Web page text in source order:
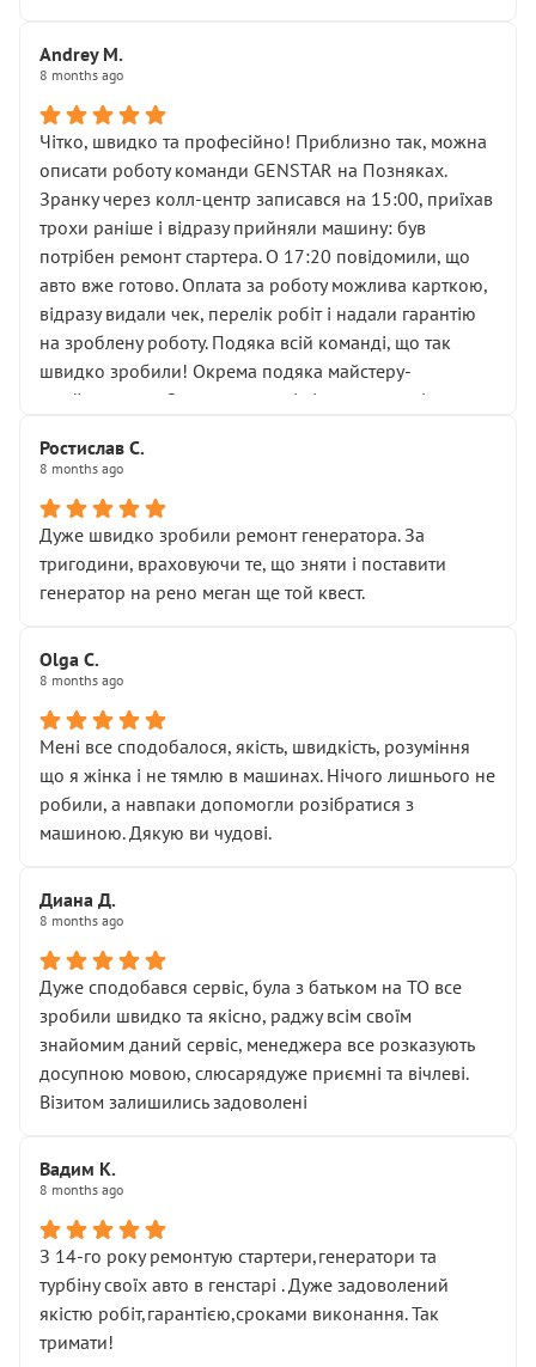
Для людини, яка хоча б трохи розуміється на техніці,
це звучить як мінімум непрофесійно, а як максимум —
спроба продати дорогий вузол замість елементарних
ущільнювачів.
Що прикро — це не перший мій візит. Раніше міняв у
вас стартер, і тоді сервіс наче справив хороше
враження. Але згодом знайшов декілька гайок під
лобовим склом. Мені пояснили, що це “старі гайки, які
відкручували”, і попросили не хвилюватися. ( надіюсь
новий власник, не застяг в полі))
Але після нинішнього візиту такі дрібниці вже не
здаються дрібницями.
Я — клієнт, який працює на довірі, і саме її цей сервіс
Хотілося б більше:
• належної уваги до авто
• прозорості в роботах і рахунках
• реальної діагностики, а не формального
“подивились і поїхав”
На жаль, складається враження, що сервіс працює не
Стосовно комунікації - все добре
Andrey M.
8 months ago
Чітко, швидко та професійно! Приблизно так, можна
описати роботу команди GENSTAR на Позняках.
Зранку через колл-центр записався на 15:00, приїхав
трохи раніше і відразу прийняли машину: був
потрібен ремонт стартера. О 17:20 повідомили, що
авто вже готово. Оплата за роботу можлива карткою,
відразу видали чек, перелік робіт і надали гарантію
на зроблену роботу. Подяка всій команді, що так
швидко зробили! Окрема подяка майстеру-
приймальнику Олександру: всі чітко та по суті.
звертатися до цього автосервісу.
Ростислав С.
8 months ago
Дуже швидко зробили ремонт генератора. За
тригодини, враховуючи те, що зняти і поставити
генератор на рено меган ще той квест.
Olga С.
8 months ago
Мені все сподобалося, якість, швидкість, розуміння
що я жінка і не тямлю в машинах. Нічого лишнього не
робили, а навпаки допомогли розібратися з
машиною. Дякую ви чудові.
Диана Д.
8 months ago
Дуже сподобався сервіс, була з батьком на ТО все
зробили швидко та якісно, раджу всім своїм
знайомим даний сервіс, менеджера все розказують
досупною мовою, слюсарядуже приємні та вічлеві.
Візитом залишились задоволені
Вадим К.
8 months ago
З 14-го року ремонтую стартери,генератори та
турбіну своїх авто в генстарі . Дуже задоволений
якістю робіт,гарантією,сроками виконання. Так
тримати!